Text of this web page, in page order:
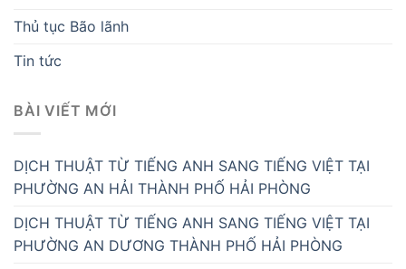
Thủ tục Bão lãnh
Tin tức
BÀI VIẾT MỚI
DỊCH THUẬT TỪ TIẾNG ANH SANG TIẾNG VIỆT TẠI
PHƯỜNG AN HẢI THÀNH PHỐ HẢI PHÒNG
DỊCH THUẬT TỪ TIẾNG ANH SANG TIẾNG VIỆT TẠI
PHƯỜNG AN DƯƠNG THÀNH PHỐ HẢI PHÒNG